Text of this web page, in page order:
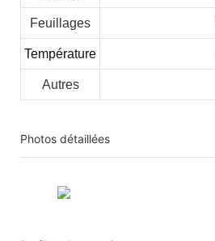
Feuillages
Température
Autres
Photos détaillées